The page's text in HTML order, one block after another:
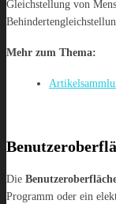
Gleichstellung von
Mehr zum Thema:
Die
Programm oder ein